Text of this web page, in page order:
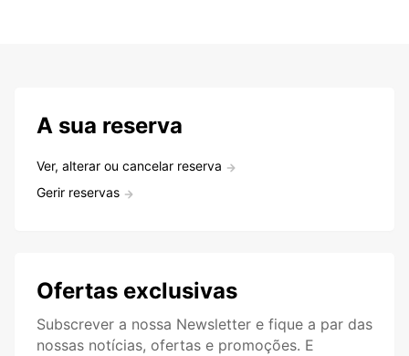
A sua reserva
Ver, alterar ou cancelar reserva
Gerir reservas
Ofertas exclusivas
Subscrever a nossa Newsletter e fique a par das
nossas notícias, ofertas e promoções. E